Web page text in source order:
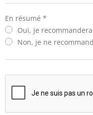
En résumé *
Oui, je
Non, je ne